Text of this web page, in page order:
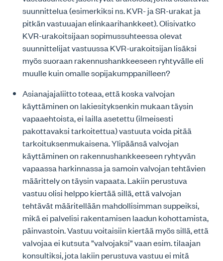
suunnittelua (esimerkiksi ns. KVR- ja SR-urakat ja
pitkän vastuuajan elinkaarihankkeet). Olisivatko
KVR-urakoitsijaan sopimussuhteessa olevat
suunnittelijat vastuussa KVR-urakoitsijan lisäksi
myös suoraan rakennushankkeeseen ryhtyvälle eli
muulle kuin omalle sopijakumppanilleen?
Asianajajaliitto toteaa, että koska valvojan
käyttäminen on lakiesityksenkin mukaan täysin
vapaaehtoista, ei lailla asetettu (ilmeisesti
pakottavaksi tarkoitettua) vastuuta voida pitää
tarkoituksenmukaisena. Ylipäänsä valvojan
käyttäminen on rakennushankkeeseen ryhtyvän
vapaassa harkinnassa ja samoin valvojan tehtävien
määrittely on täysin vapaata. Lakiin perustuva
vastuu olisi helppo kiertää sillä, että valvojan
tehtävät määritellään mahdollisimman suppeiksi,
mikä ei palvelisi rakentamisen laadun kohottamista,
päinvastoin. Vastuu voitaisiin kiertää myös sillä, että
valvojaa ei kutsuta ”valvojaksi” vaan esim. tilaajan
konsultiksi, jota lakiin perustuva vastuu ei mitä